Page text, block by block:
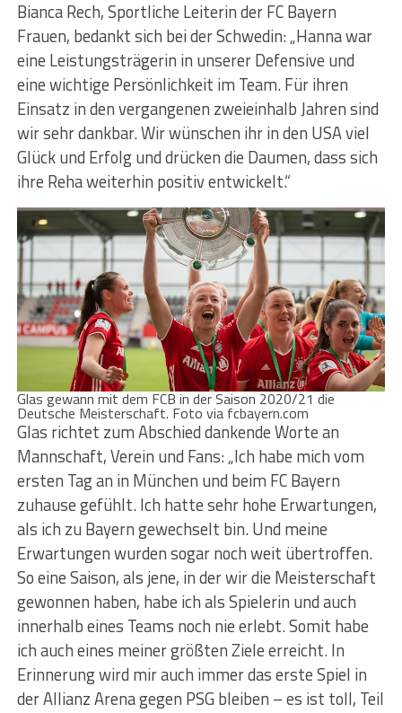
Bianca Rech, Sportliche Leiterin der FC Bayern
Frauen, bedankt sich bei der Schwedin: „Hanna war
eine Leistungsträgerin in unserer Defensive und
eine wichtige Persönlichkeit im Team. Für ihren
Einsatz in den vergangenen zweieinhalb Jahren sind
wir sehr dankbar. Wir wünschen ihr in den USA viel
Glück und Erfolg und drücken die Daumen, dass sich
ihre Reha weiterhin positiv entwickelt.“
Glas gewann mit dem FCB in der Saison 2020/21 die
Deutsche Meisterschaft. Foto via fcbayern.com
Glas richtet zum Abschied dankende Worte an
Mannschaft, Verein und Fans: „Ich habe mich vom
ersten Tag an in München und beim FC Bayern
zuhause gefühlt. Ich hatte sehr hohe Erwartungen,
als ich zu Bayern gewechselt bin. Und meine
Erwartungen wurden sogar noch weit übertroffen.
So eine Saison, als jene, in der wir die Meisterschaft
gewonnen haben, habe ich als Spielerin und auch
innerhalb eines Teams noch nie erlebt. Somit habe
ich auch eines meiner größten Ziele erreicht. In
Erinnerung wird mir auch immer das erste Spiel in
der Allianz Arena gegen PSG bleiben – es ist toll, Teil